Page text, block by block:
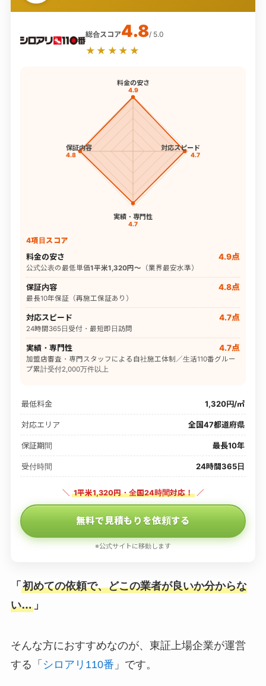
総合スコア4.8/ 5.0
★★★★★
料金の安さ
4.9
対応スピード
4.7
実績・専門性
4.7
保証内容
4.8
4項目スコア
料金の安さ 4.9点
公式公表の最低単価1平米1,320円〜 （業界最安水準）
保証内容 4.8点
最長10年保証（再施工保証あり）
対応スピード 4.7点
24時間365日受付・最短即日訪問
実績・専門性 4.7点
加盟店審査・専門スタッフによる自社施工体制／生活110番グルー
プ累計受付2,000万件以上
最低料金 1,320円/㎡
対応エリア 全国47都道府県
保証期間 最長10年
受付時間 24時間365日
＼ 1平米1,320円・全国24時間対応！ ／
無料で見積もりを依頼する
※公式サイトに移動します
「 初めての依頼で、どこの業者が良いか分からな
い…」
そんな方におすすめなのが、東証上場企業が運営
する「 シロアリ110番 」です。